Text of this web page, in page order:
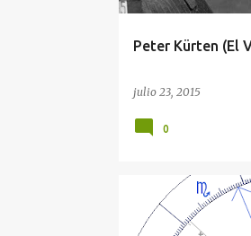
Peter Kürten (El
julio 23, 2015
0
AGENDA DEL CRIMEN